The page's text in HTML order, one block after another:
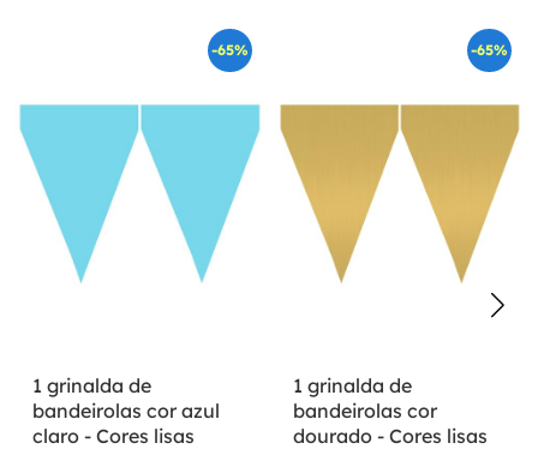
-65%
1 grinalda de
bandeirolas cor azul
claro - Cores lisas
-65%
1 grinalda de
bandeirolas cor
dourado - Cores lisas